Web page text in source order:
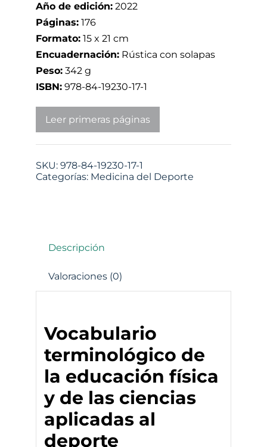
Año de edición: 2022
Páginas: 176
Formato: 15 x 21 cm
Encuadernación: Rústica con solapas
Peso: 342 g
ISBN: 978-84-19230-17-1
Leer primeras páginas
SKU: 978-84-19230-17-1
Categorías: Medicina del Deporte
Descripción
Valoraciones (0)
Vocabulario
terminológico de
la educación física
y de las ciencias
aplicadas al
deporte